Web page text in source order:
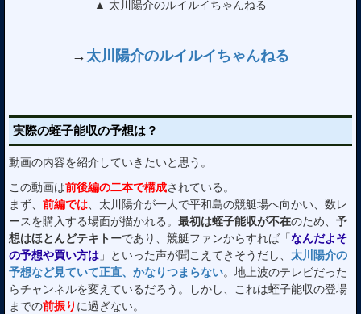
▲ 太川陽介のルイルイちゃんねる
→ 太川陽介のルイルイちゃんねる
実際の蛭子能収の予想は？
動画の内容を紹介していきたいと思う。
この動画は前後編の二本で構成されている。
まず、 前編では 、太川陽介が一人で平和島の競艇場へ向かい、数レ
ースを購入する場面が描かれる。 最初は蛭子能収が不在のため、 予
想はほとんどテキトーであり、競艇ファンからすれば「なんだよそ
の予想や買い方は 」といった声が聞こえてきそうだし、 太川陽介の
予想など見ていて正直、かなりつまらない。地上波のテレビだった
らチャンネルを変えているだろう。しかし、これは蛭子能収の登場
までの前振り に過ぎない。